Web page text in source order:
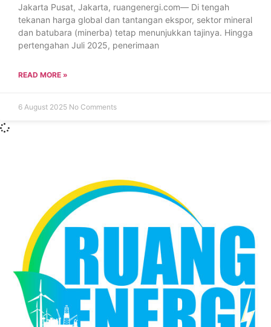
Jakarta Pusat, Jakarta, ruangenergi.com— Di tengah
tekanan harga global dan tantangan ekspor, sektor mineral
dan batubara (minerba) tetap menunjukkan tajinya. Hingga
pertengahan Juli 2025, penerimaan
READ MORE »
6 August 2025 No Comments